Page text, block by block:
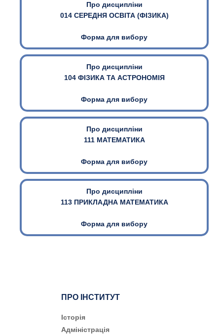
Про дисципліни
014 СЕРЕДНЯ ОСВІТА (ФІЗИКА)
Форма для вибору
Про дисципліни
104 ФІЗИКА ТА АСТРОНОМІЯ
Форма для вибору
Про дисципліни
111 МАТЕМАТИКА
Форма для вибору
Про дисципліни
113 ПРИКЛАДНА МАТЕМАТИКА
Форма для вибору
ПРО ІНСТИТУТ
Історія
Адміністрація